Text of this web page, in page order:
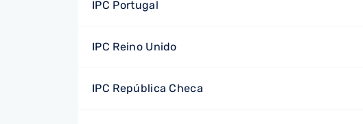
IPC Portugal
IPC Reino Unido
IPC República Checa